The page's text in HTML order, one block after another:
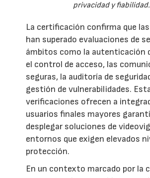
privacidad y fiabilidad.
La certificación confirma que
han superado evaluaciones de
ámbitos como la autenticación
el control de acceso, las
seguras, la auditoría de
gestión de vulnerabilidades.
verificaciones ofrecen a
usuarios finales mayores
desplegar soluciones de
entornos que exigen elevados
protección.
En un contexto marcado por la